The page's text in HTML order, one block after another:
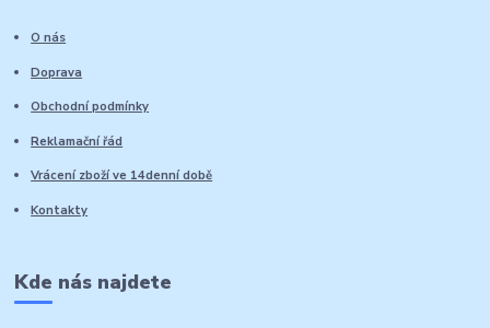
O nás
Doprava
Obchodní podmínky
Reklamační řád
Vrácení zboží ve 14denní době
Kontakty
Kde nás najdete